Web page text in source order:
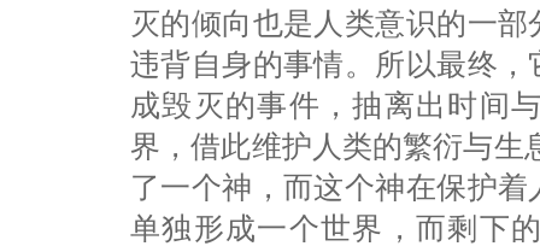
灭的倾向也是人类意识的一
违背自身的事情。所以最终
成毁灭的事件，抽离出时间
界，借此维护人类的繁衍与生
了一个神，而这个神在保护
单独形成一个世界，而剩下